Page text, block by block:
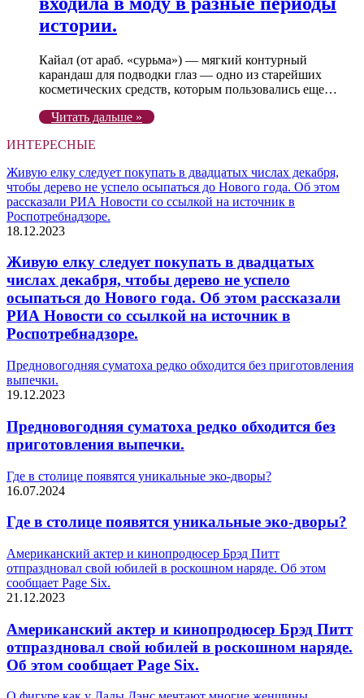
истории.
Кайал (от араб. «сурьма») — мягкий контурный
карандаш для подводки глаз — одно из старейших
косметических средств, которым пользовались еще…
Читать дальше »
ИНТЕРЕСНЫЕ
Живую елку следует покупать в двадцатых числах декабря,
чтобы дерево не успело осыпаться до Нового года. Об этом
рассказали РИА Новости со ссылкой на источник в
Роспотребнадзоре.
18.12.2023
Живую елку следует покупать в двадцатых
числах декабря, чтобы дерево не успело
осыпаться до Нового года. Об этом рассказали
РИА Новости со ссылкой на источник в
Роспотребнадзоре.
Предновогодняя суматоха редко обходится без приготовления
выпечки.
19.12.2023
Предновогодняя суматоха редко обходится без
приготовления выпечки.
Где в столице появятся уникальные эко-дворы?
16.07.2024
Где в столице появятся уникальные эко-дворы?
Американский актер и кинопродюсер Брэд Питт
отпраздновал свой юбилей в роскошном наряде. Об этом
сообщает Page Six.
21.12.2023
Американский актер и кинопродюсер Брэд Питт
отпраздновал свой юбилей в роскошном наряде.
Об этом сообщает Page Six.